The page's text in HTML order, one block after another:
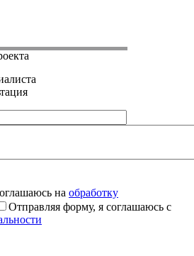
на обработку
Отправляя форму, я соглашаюсь с